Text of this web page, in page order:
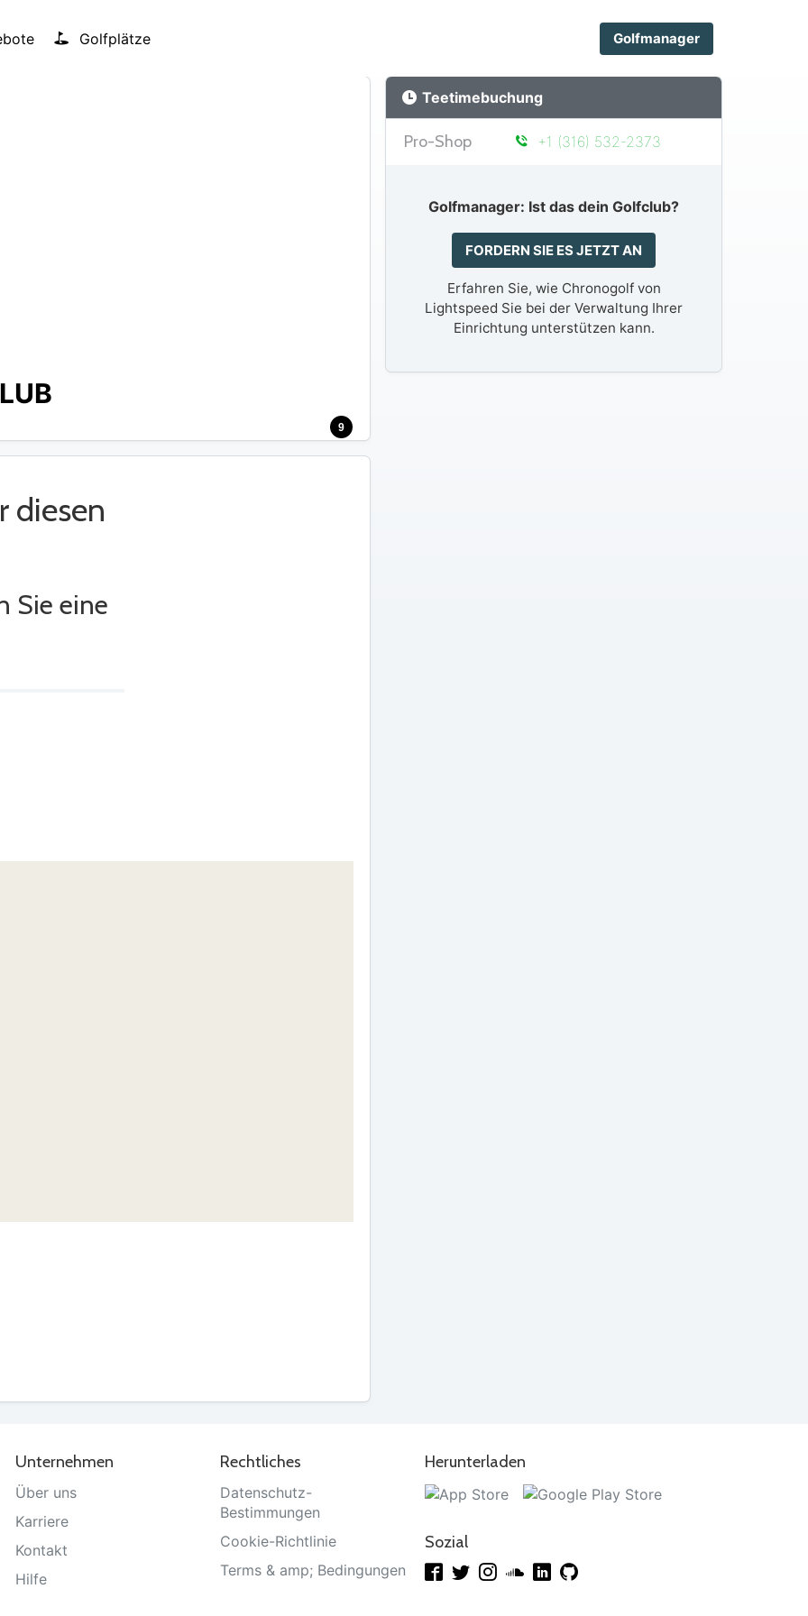
Golfplätze Golfmanager
9
diesen
Sie eine
Teetimebuchung
Pro-Shop +1 (316) 532-2373
Golfmanager: Ist das dein Golfclub?
FORDERN SIE ES JETZT AN
Erfahren Sie, wie Chronogolf von
Lightspeed Sie bei der Verwaltung Ihrer
Einrichtung unterstützen kann.
Unternehmen
Über uns
Karriere
Kontakt
Hilfe
Rechtliches
Datenschutz-
Bestimmungen
Cookie-Richtlinie
Terms & amp; Bedingungen
Herunterladen
Sozial